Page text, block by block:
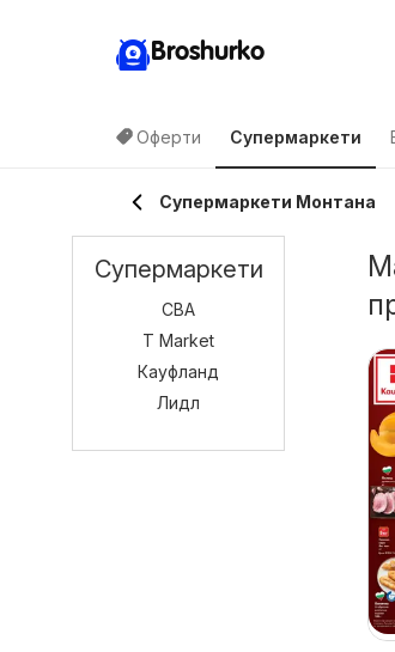
Broshurko
Оферти Супермаркети
Супермаркети Монтана
Супермаркети
CBA
T Market
Кауфланд
Лидл